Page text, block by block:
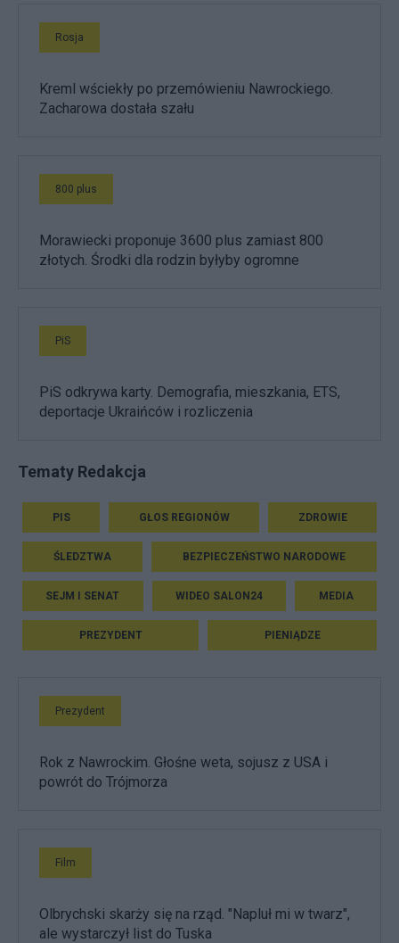
Rosja
Kreml wściekły po przemówieniu Nawrockiego.
Zacharowa dostała szału
800 plus
Morawiecki proponuje 3600 plus zamiast 800
złotych. Środki dla rodzin byłyby ogromne
PiS
PiS odkrywa karty. Demografia, mieszkania, ETS,
deportacje Ukraińców i rozliczenia
Tematy Redakcja
PIS GŁOS REGIONÓW ZDROWIE
ŚLEDZTWA BEZPIECZEŃSTWO NARODOWE
SEJM I SENAT WIDEO SALON24 MEDIA
PREZYDENT PIENIĄDZE
Prezydent
Rok z Nawrockim. Głośne weta, sojusz z USA i
powrót do Trójmorza
Film
Olbrychski skarży się na rząd. "Napluł mi w twarz",
ale wystarczył list do Tuska